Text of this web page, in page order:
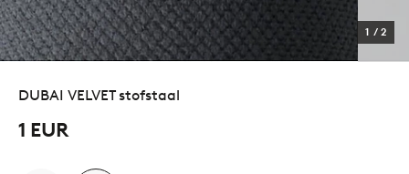
1 / 2
DUBAI VELVET stofstaal
1 EUR